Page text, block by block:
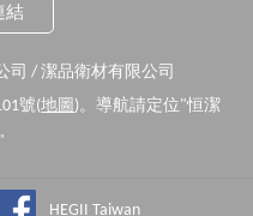
結
司 / 潔品衛材有限公司
號(地圖 )。導航請定位"恒潔
HEGII Taiwan